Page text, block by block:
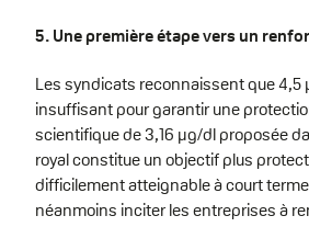
5. Une première étape vers un
Les syndicats reconnaissent que 4,5
insuffisant pour garantir une
scientifique de 3,16 µg/dl proposée
royal constitue un objectif plus
difficilement atteignable à court
néanmoins inciter les entreprises à